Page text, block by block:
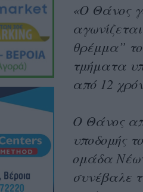
«Ο Θάνος
θρέμμα”
τμήματα
από 12
Ο Θάνος
υποδομής
ομάδα
συνέβαλε